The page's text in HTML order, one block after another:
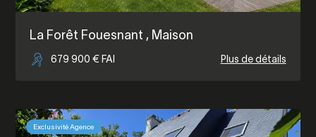
La Forêt Fouesnant , Maison
679 900 € FAI Plus de détails
Exclusivité Agence